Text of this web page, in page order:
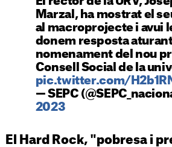
Marzal, ha mostrat el
al macroprojecte i avui
donem resposta aturant
nomenament del nou
Consell Social de la
pic.twitter.com/
— SEPC
2023
El Hard Rock, "pobresa i